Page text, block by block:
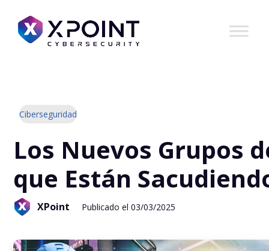
Ciberseguridad
Los Nuevos Grupos
que Están
XPoint Publicado el 03/03/2025